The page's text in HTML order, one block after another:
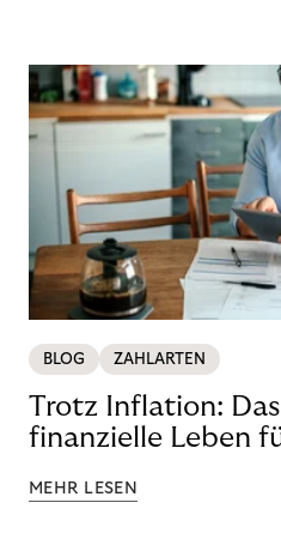
BLOG ZAHLARTEN
Trotz Inflation:
finanzielle Leben
MEHR LESEN